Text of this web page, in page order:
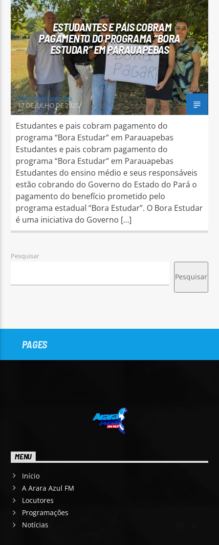
Arara Azul FM
ESTUDANTES E PAIS COBRAM
PAGAMENTO DO PROGRAMA “BORA
ESTUDAR” EM PARAUAPEBAS
Henrique Gonzaga
17 DE JULHO DE 2025
Estudantes e pais cobram pagamento do
programa “Bora Estudar” em Parauapebas
Estudantes e pais cobram pagamento do
programa “Bora Estudar” em Parauapebas
Estudantes do ensino médio e seus responsáveis
estão cobrando do Governo do Estado do Pará o
pagamento do benefício prometido pelo
programa estadual “Bora Estudar”. O Bora Estudar
é uma iniciativa do Governo […]
Pesquisar
Pesquisar
PAGES
MENU
Início
A Arara Azul FM
Locutores
Programações
Notícias